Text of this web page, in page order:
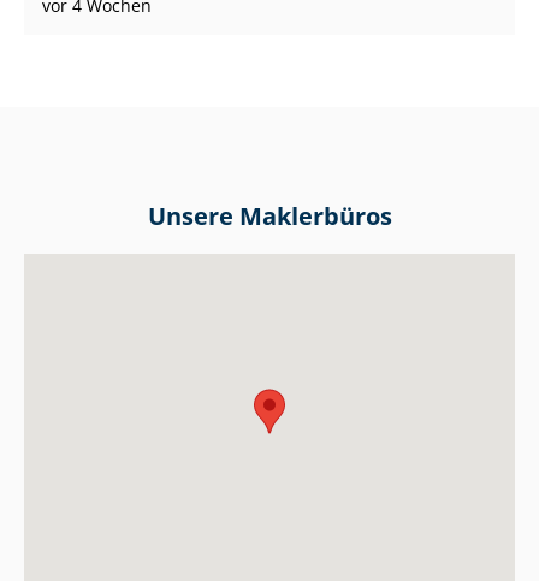
vor 4 Wochen
Unsere Maklerbüros